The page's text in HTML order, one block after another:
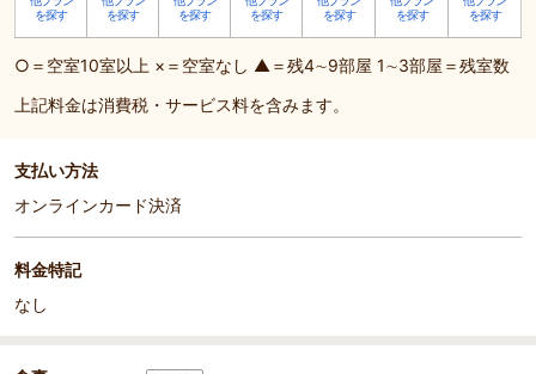
を探す
を探す
を探す
を探す
を探す
を探す
を探す
○＝空室10室以上 ×＝空室なし ▲＝残4∼9部屋 1∼3部屋＝残室数
上記料金は消費税・サービス料を含みます。
支払い方法
オンラインカード決済
料金特記
なし